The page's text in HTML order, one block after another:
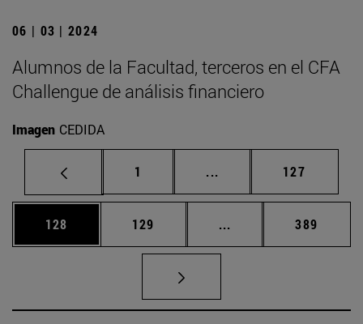
06 | 03 | 2024
Alumnos de la Facultad, terceros en el CFA
Challengue de análisis financiero
Imagen CEDIDA
Página
1 ... Páginas intermedias
Página
127
Página
128 Página
129 ... Páginas intermedias
Página
389